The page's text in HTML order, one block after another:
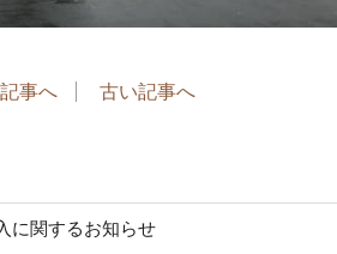
事へ 古い記事へ
に関するお知らせ